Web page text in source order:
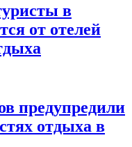
в
от отелей
предупредили
отдыха в